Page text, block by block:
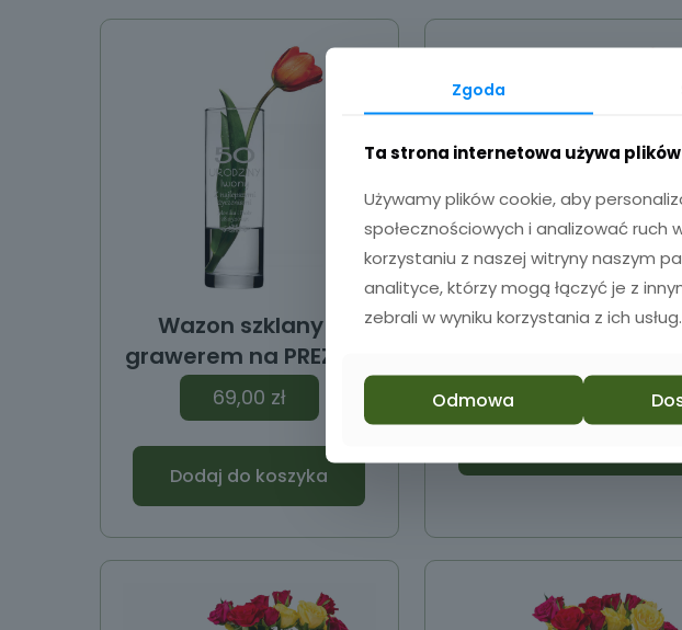
Wazon szklany z
grawerem na PREZENT
69,00 zł
Dodaj do koszyka
Wazon z grawerem
Zgoda
Ta strona internetowa używa
Używamy plików cookie, aby
społecznościowych i analizować ruch
korzystaniu z naszej witryny naszym
analityce, którzy mogą łączyć je z
zebrali w wyniku korzystania z ich usług.
Odmowa